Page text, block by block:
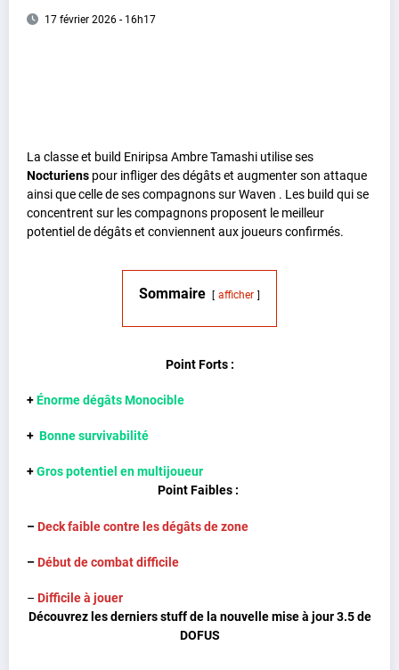
17 février 2026 - 16h17
La classe et build Eniripsa Ambre Tamashi utilise ses
Nocturiens pour infliger des dégâts et augmenter son attaque
ainsi que celle de ses compagnons sur Waven . Les build qui se
concentrent sur les compagnons proposent le meilleur
potentiel de dégâts et conviennent aux joueurs confirmés.
Sommaire afficher
Point Forts :
+Énorme dégâts Monocible
+ Bonne survivabilité
+Gros potentiel en multijoueur
Point Faibles :
– Deck faible contre les dégâts de zone
– Début de combat difficile
– Difficile à jouer
Découvrez les derniers stuff de la nouvelle mise à jour 3.5 de
DOFUS